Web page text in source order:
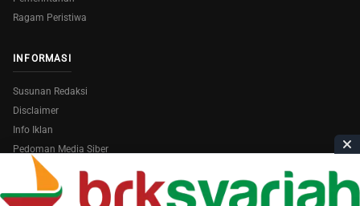
Ragam Peristiwa
INFORMASI
Susunan Redaksi
Disclaimer
Info Iklan
Pedoman Media Siber